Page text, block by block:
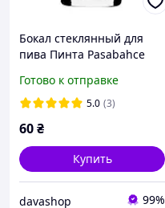
Бокал стеклянный для
пива Пинта Pasabahce
Готово к отправке
5.0 (3)
60₴
Купить
davashop 99%